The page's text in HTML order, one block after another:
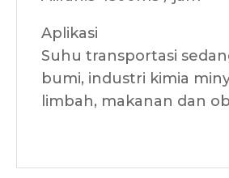
Aplikasi
Suhu transportasi
bumi, industri kimia
limbah, makanan dan